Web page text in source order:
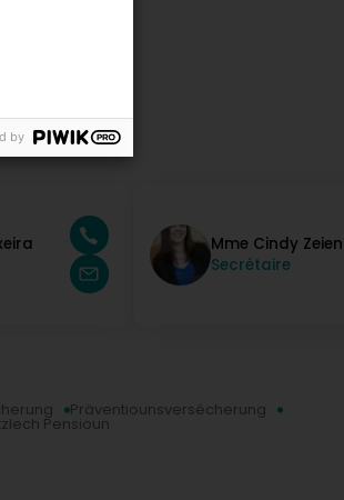
Mme Cindy Zeien
Secrétaire
Präventiounsversécherung
Pensioun
by